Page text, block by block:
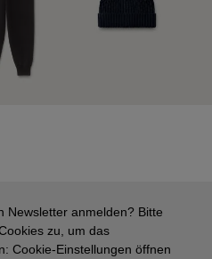
Newsletter anmelden? Bitte
zu, um das
Cookie-Einstellungen öffnen